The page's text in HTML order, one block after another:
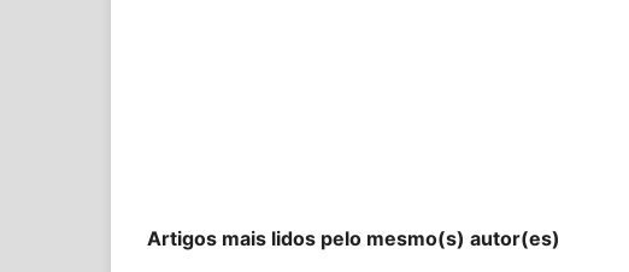
Artigos mais lidos pelo mesmo(s) autor(es)